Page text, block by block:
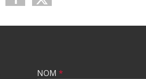
NOM *